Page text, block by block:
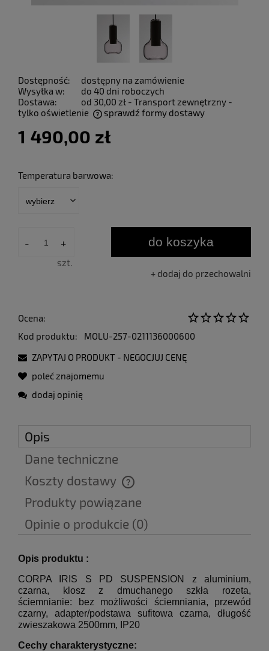
Dostępność:
dostępny na zamówienie
Wysyłka w:
do 40 dni roboczych
Dostawa:
od 30,00 zł - Transport zewnętrzny -
tylko oświetlenie
sprawdź formy dostawy
1 490,00 zł
Temperatura barwowa:
- +
szt.
do koszyka
dodaj do przechowalni
Ocena:
Kod produktu:
MOLU-257-0211136000600
ZAPYTAJ O PRODUKT - NEGOCJUJ CENĘ
poleć znajomemu
dodaj opinię
Opis
Dane techniczne
Koszty dostawy
Cena nie zawiera ewentualnych kosztów płatności
Produkty powiązane
Opinie o produkcie (0)
Opis produktu :
CORPA IRIS S PD SUSPENSION z aluminium,
czarna, klosz z dmuchanego szkła rozeta,
ściemnianie: bez możliwości ściemniania, przewód
czarny, adapter/podstawa sufitowa czarna, długość
zwieszakowa 2500mm, IP20
Cechy charakterystyczne: